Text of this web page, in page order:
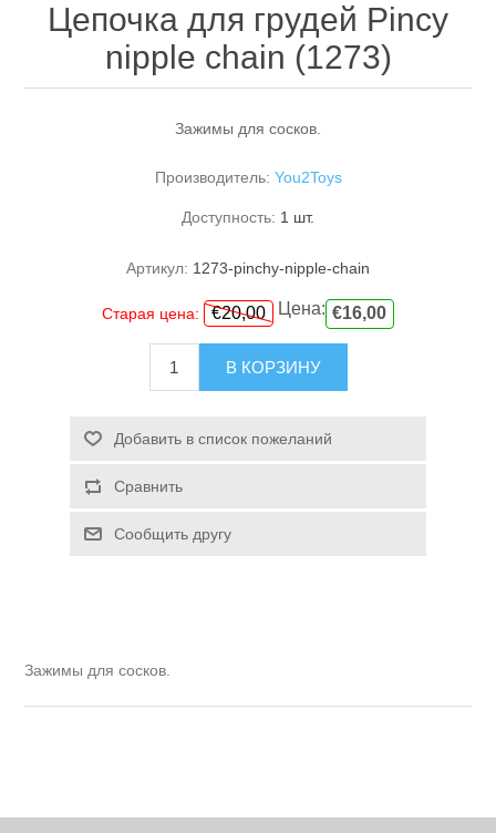
Цепочка для грудей Pincy
nipple chain (1273)
Зажимы для сосков.
Производитель: You2Toys
Доступность: 1 шт.
Артикул: 1273-pinchy-nipple-chain
Старая цена: €20,00 Цена: €16,00
В КОРЗИНУ
Добавить в список пожеланий
Сравнить
Сообщить другу
Зажимы для сосков.